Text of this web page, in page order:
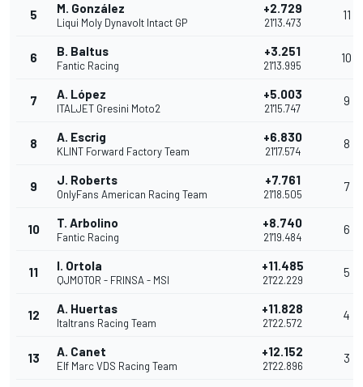
5 M. González
Liqui Moly Dynavolt Intact GP
+2.729
21'13.473
11
6 B. Baltus
Fantic Racing
+3.251
21'13.995
10
7 A. López
ITALJET Gresini Moto2
+5.003
21'15.747
9
8 A. Escrig
KLINT Forward Factory Team
+6.830
21'17.574
8
9 J. Roberts
OnlyFans American Racing Team
+7.761
21'18.505
7
10 T. Arbolino
Fantic Racing
+8.740
21'19.484
6
11 I. Ortola
QJMOTOR - FRINSA - MSI
+11.485
21'22.229
5
12 A. Huertas
Italtrans Racing Team
+11.828
21'22.572
4
13 A. Canet
Elf Marc VDS Racing Team
+12.152
21'22.896
3